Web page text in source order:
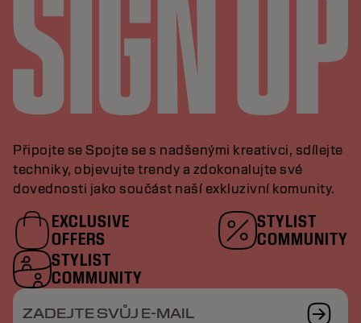
Připojte se Spojte se s nadšenými kreativci, sdílejte
techniky, objevujte trendy a zdokonalujte své
dovednosti jako součást naší exkluzivní komunity.
EXCLUSIVE
OFFERS
STYLIST
COMMUNITY
STYLIST
COMMUNITY
ZADEJTE SVŮJ E-MAIL